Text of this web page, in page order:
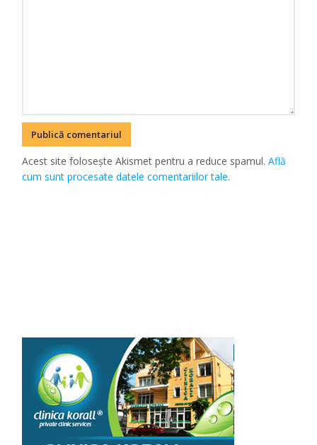
Acest site folosește Akismet pentru a reduce spamul.Află
cum sunt procesate datele comentariilor tale.